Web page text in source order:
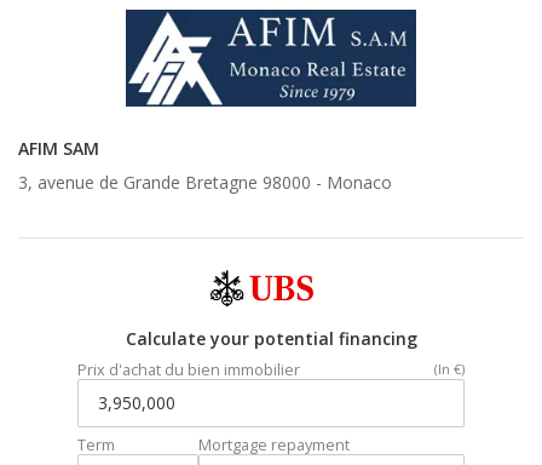
AFIM SAM
3, avenue de Grande Bretagne 98000 - Monaco
Calculate your potential financing
Prix d'achat du bien immobilier (In €)
Term
Mortgage repayment